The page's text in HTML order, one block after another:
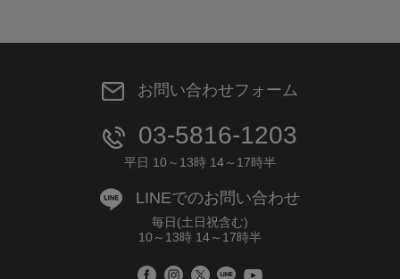
お問い合わせフォーム
03-5816-1203
平日 10～13時 14～17時半
LINEでのお問い合わせ
毎日(土日祝含む)
10～13時 14～17時半